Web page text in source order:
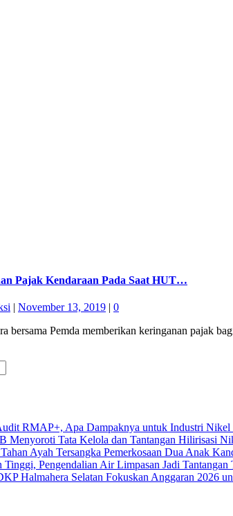
Pajak Kendaraan Pada Saat HUT…
| November 13, 2019 | 0
bersama Pemda memberikan keringanan pajak
RMAP+, Apa Dampaknya untuk Industri Nikel
Menyoroti Tata Kelola dan Tantangan Hilirisasi
Ayah Tersangka Pemerkosaan Dua Anak
Pengendalian Air Limpasan Jadi
Halmahera Selatan Fokuskan Anggaran 2026